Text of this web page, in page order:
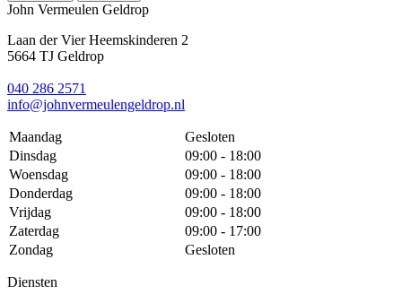
John Vermeulen Geldrop
Laan der Vier Heemskinderen 2
5664 TJ Geldrop
040 286 2571
info@johnvermeulengeldrop.nl
Maandag
Gesloten
Dinsdag
09:00 - 18:00
Woensdag
09:00 - 18:00
Donderdag
09:00 - 18:00
Vrijdag
09:00 - 18:00
Zaterdag
09:00 - 17:00
Zondag
Gesloten
Diensten